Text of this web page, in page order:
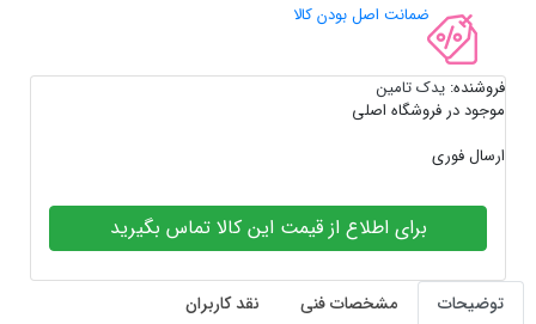
ضمانت اصل بودن کالا
فروشنده: یدک تامین
موجود در فروشگاه اصلی
ارسال فوری
برای اطلاع از قیمت این کالا تماس بگیرید
توضیحات مشخصات فنی نقد کاربران